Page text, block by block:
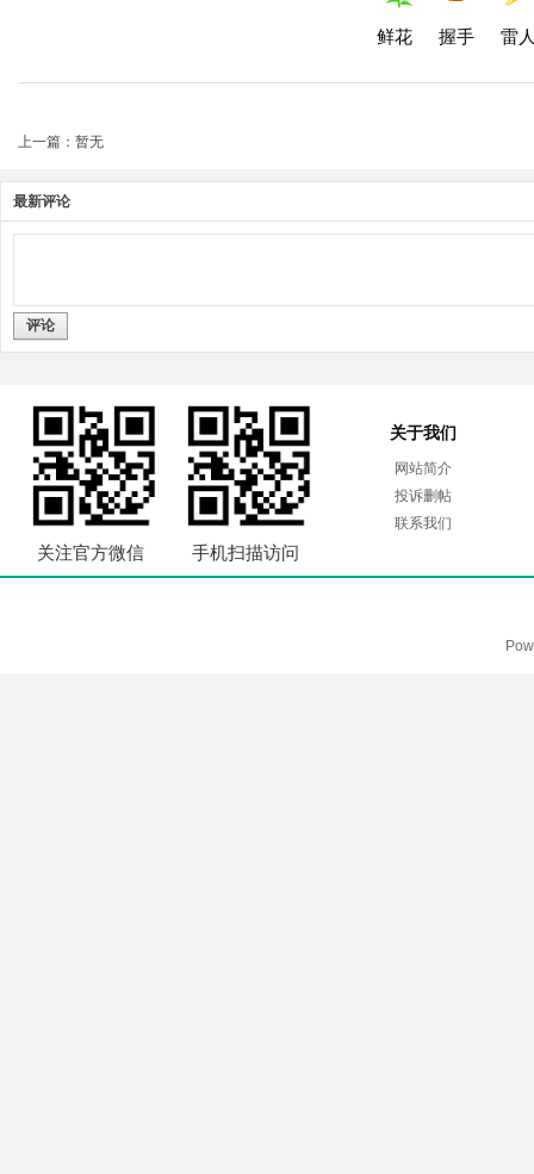
鲜花 握手 雷
上一篇：暂无
最新评论
评论
关注官方微信 手机扫描访问
关于我们
网站简介
投诉删帖
联系我们